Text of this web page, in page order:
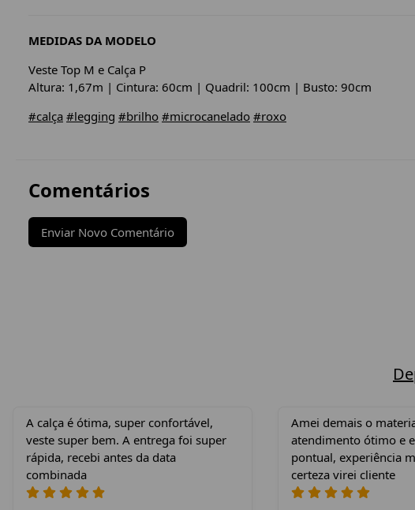
MEDIDAS DA MODELO
Veste Top M e Calça P
Altura: 1,67m | Cintura: 60cm | Quadril: 100cm | Busto: 90cm
#calça #legging #brilho #microcanelado #roxo
Comentários
Enviar Novo Comentário
A calça é ótima, super confortável,
veste super bem. A entrega foi super
rápida, recebi antes da data
combinada
Amei demais o
atendimento ótimo e
pontual, experiência
certeza virei cliente